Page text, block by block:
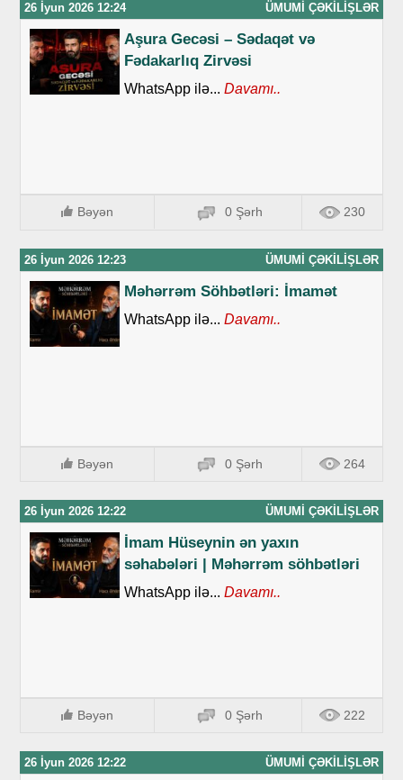
26 İyun 2026 12:24 ÜMUMI ÇƏKILIŞLƏR
Aşura Gecəsi – Sədaqət və
Fədakarlıq Zirvəsi
WhatsApp ilə... Davamı..
Bəyən 0 Şərh 230
26 İyun 2026 12:23 ÜMUMI ÇƏKILIŞLƏR
Məhərrəm Söhbətləri: İmamət
WhatsApp ilə... Davamı..
Bəyən 0 Şərh 264
26 İyun 2026 12:22 ÜMUMI ÇƏKILIŞLƏR
İmam Hüseynin ən yaxın
səhabələri | Məhərrəm söhbətləri
WhatsApp ilə... Davamı..
Bəyən 0 Şərh 222
26 İyun 2026 12:22 ÜMUMI ÇƏKILIŞLƏR